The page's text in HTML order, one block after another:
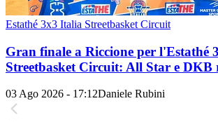
Estathé 3x3 Italia Streetbasket Circuit
Gran finale a Riccione per l'Estathé
Streetbasket Circuit: All Star e DKB
03 Ago 2026 - 17:12Daniele Rubini